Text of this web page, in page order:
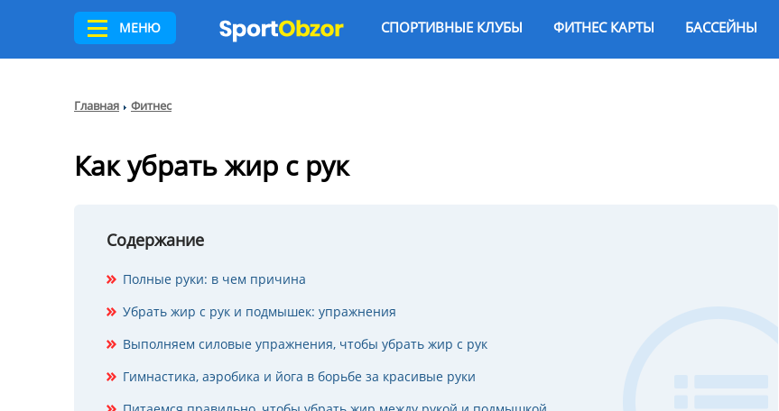
МЕНЮ СПОРТИВНЫЕ КЛУБЫ ФИТНЕС КАРТЫ БАССЕЙНЫ
Главная Фитнес
Как убрать жир с рук
Содержание
Полные руки: в чем причина
Убрать жир с рук и подмышек: упражнения
Выполняем силовые упражнения, чтобы убрать жир с рук
Гимнастика, аэробика и йога в борьбе за красивые руки